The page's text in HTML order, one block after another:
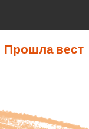
Прошла вест